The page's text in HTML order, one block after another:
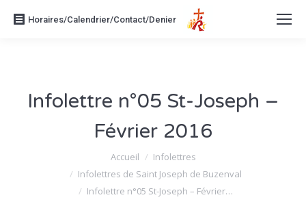
Horaires/Calendrier/Contact/Denier
Infolettre n°05 St-Joseph –
Février 2016
Accueil
Infolettres
Infolettres de Saint Joseph de Buzenval
Infolettre n°05 St-Joseph – Février…